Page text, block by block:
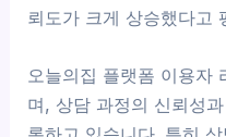
뢰도가 크게 상승했다고
오늘의집 플랫폼 이용자
며, 상담 과정의 신뢰성